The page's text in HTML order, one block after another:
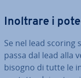
Inoltrare i
Se nel lead scoring
passa dal lead alla
bisogno di tutte le